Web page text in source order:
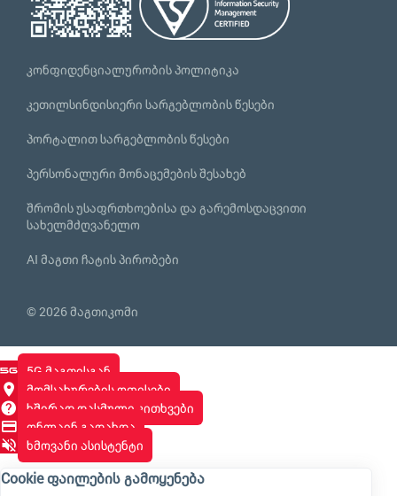
კონფიდენციალურობის პოლიტიკა
კეთილსინდისიერი სარგებლობის წესები
პორტალით სარგებლობის წესები
პერსონალური მონაცემების შესახებ
შრომის უსაფრთხოებისა და გარემოსდაცვითი
სახელმძღვანელო
AI მაგთი ჩატის პირობები
© 2026 მაგთიკომი
5G მაგთისგან
მომსახურების ოფისები
ხშირად დასმული კითხვები
ონლაინ გადახდა
ხმოვანი ასისტენტი
Cookie ფაილების გამოყენება